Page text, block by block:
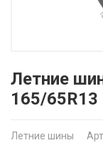
Летние
165/65R13
Летние шины